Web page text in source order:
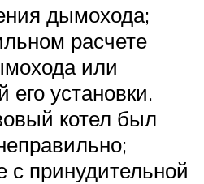
дымохода;
расчете
или
его установки.
котел был
с принудительной